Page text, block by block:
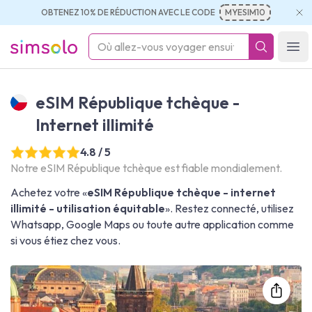
OBTENEZ 10% DE RÉDUCTION AVEC LE CODE MYESIM10
simsolo
eSIM République tchèque -
Internet illimité
4.8 / 5
Notre eSIM République tchèque est fiable mondialement.
Achetez votre «eSIM République tchèque - internet
illimité - utilisation équitable». Restez connecté, utilisez
Whatsapp, Google Maps ou toute autre application comme
si vous étiez chez vous.